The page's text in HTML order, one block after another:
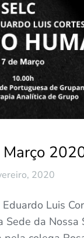
Março
2020
Eduardo Luis
da Nossa